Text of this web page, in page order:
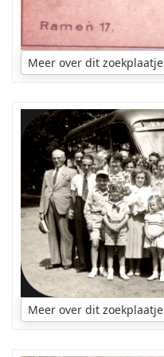
Meer over dit zoekplaatje
Wie
zou
mij
kunnen
helpen
met
het
ontcijferen
van
wie
hier
allemaal
Meer over dit zoekplaatje